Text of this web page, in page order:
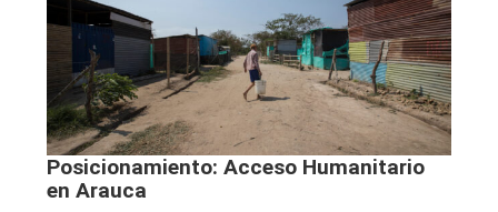
Posicionamiento: Acceso Humanitario
en Arauca